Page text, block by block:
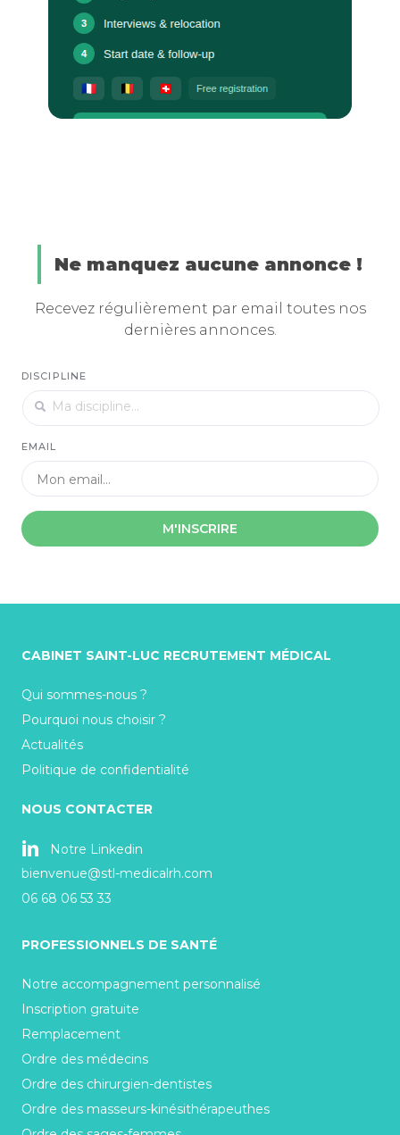
Ne manquez aucune annonce !
Recevez régulièrement par email toutes nos
dernières annonces.
DISCIPLINE
EMAIL
M'INSCRIRE
CABINET SAINT-LUC RECRUTEMENT MÉDICAL
Qui sommes-nous ?
Pourquoi nous choisir ?
Actualités
Politique de confidentialité
NOUS CONTACTER
Notre Linkedin
bienvenue@stl-medicalrh.com
06 68 06 53 33
PROFESSIONNELS DE SANTÉ
Notre accompagnement personnalisé
Inscription gratuite
Remplacement
Ordre des médecins
Ordre des chirurgien-dentistes
Ordre des masseurs-kinésithérapeuthes